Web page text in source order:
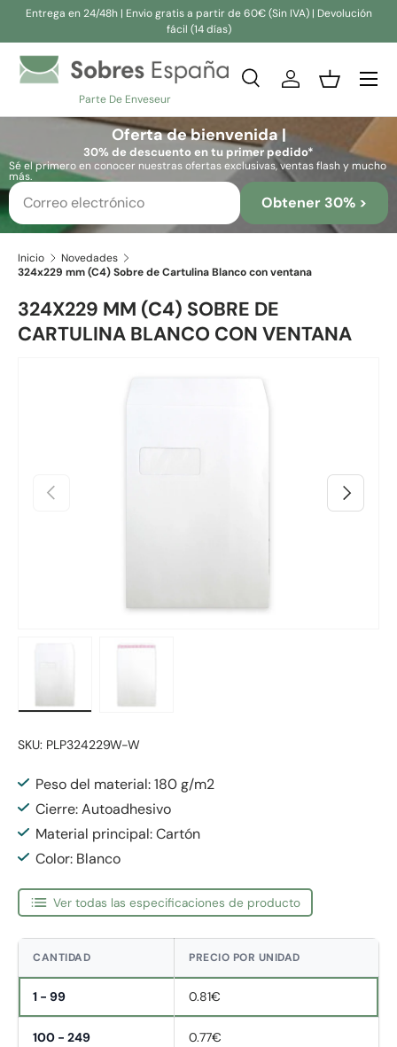
Entrega en 24/48h | Envio gratis a partir de 60€ (Sin IVA) | Devolución
fácil (14 días)
Parte De Enveseur
Buscar
Buscar
BuscarIniciar sesión
Cesta
Oferta de bienvenida |
30% de descuento en tu primer pedido*
Sé el primero en conocer nuestras ofertas exclusivas, ventas flash y mucho
más.
Obtener 30% >
Inicio
Novedades
324x229 mm (C4) Sobre de Cartulina Blanco con ventana
324X229 MM (C4) SOBRE DE
CARTULINA BLANCO CON VENTANA
Ir directamente a la información del producto
Anterior Siguiente
SKU: PLP324229W-W
Peso del material: 180 g/m2
Cierre: Autoadhesivo
Material principal: Cartón
Color: Blanco
Ver todas las especificaciones de producto
CANTIDAD PRECIO POR UNIDAD
1 - 99 0.81€
100 - 249 0.77€